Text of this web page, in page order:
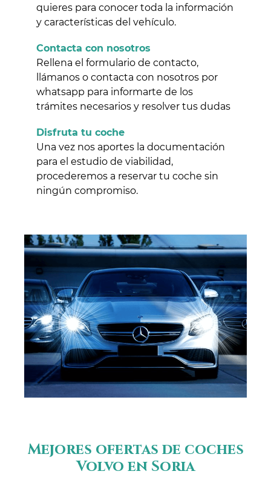
quieres para conocer toda la información
y características del vehículo.
Contacta con nosotros
Rellena el formulario de contacto,
llámanos o contacta con nosotros por
whatsapp para informarte de los
trámites necesarios y resolver tus dudas
Disfruta tu coche
Una vez nos aportes la documentación
para el estudio de viabilidad,
procederemos a reservar tu coche sin
ningún compromiso.
Mejores ofertas de coches
Volvo en Soria